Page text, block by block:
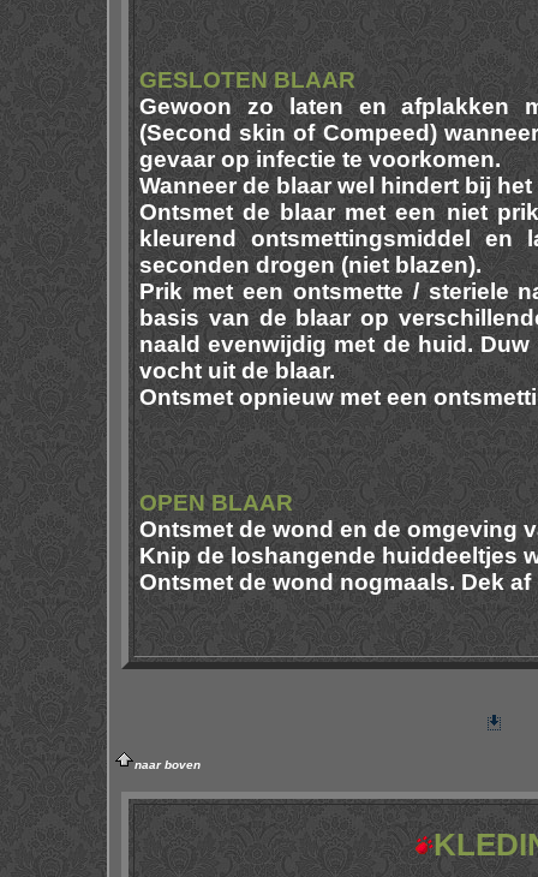
GESLOTEN BLAAR
Gewoon zo laten en afplakken
(Second skin of Compeed)
gevaar op infectie te voorkomen.
Wanneer de blaar wel hindert bij
Ontsmet de blaar met een niet
kleurend ontsmettingsmiddel en
seconden drogen (niet blazen).
Prik met een ontsmette / steriele
basis van de blaar op
naald evenwijdig met de huid.
vocht uit de blaar.
Ontsmet opnieuw met een
OPEN BLAAR
Ontsmet de wond en de omgeving
Knip de loshangende huiddeeltjes
Ontsmet de wond nogmaals. Dek
naar boven